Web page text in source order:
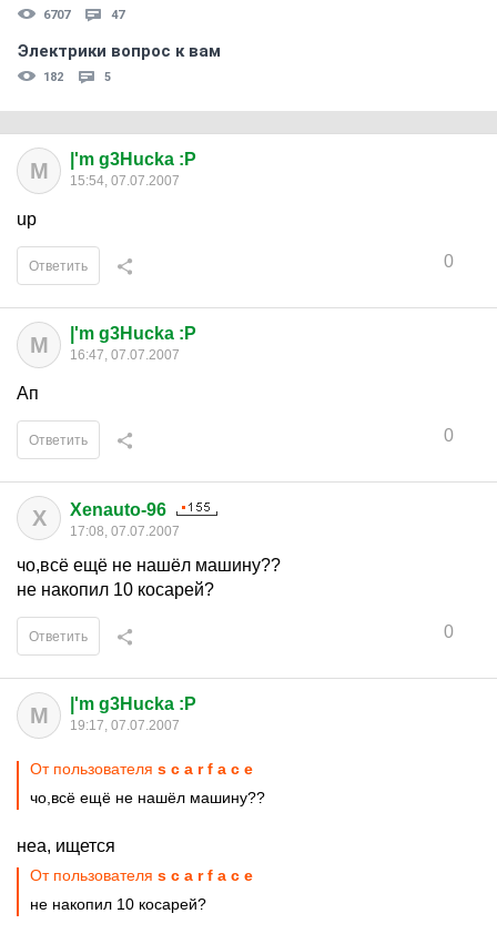
6707 47
Электрики вопрос к вам
182 5
M |'m g3Hucka :P
15:54, 07.07.2007
up
0
Ответить
M |'m g3Hucka :P
16:47, 07.07.2007
Ап
0
Ответить
X Xenauto-96
17:08, 07.07.2007
чо,всё ещё не нашёл машину??
не накопил 10 косарей?
0
Ответить
M |'m g3Hucka :P
19:17, 07.07.2007
От пользователя s c a r f a c e
чо,всё ещё не нашёл машину??
неа, ищется
От пользователя s c a r f a c e
не накопил 10 косарей?